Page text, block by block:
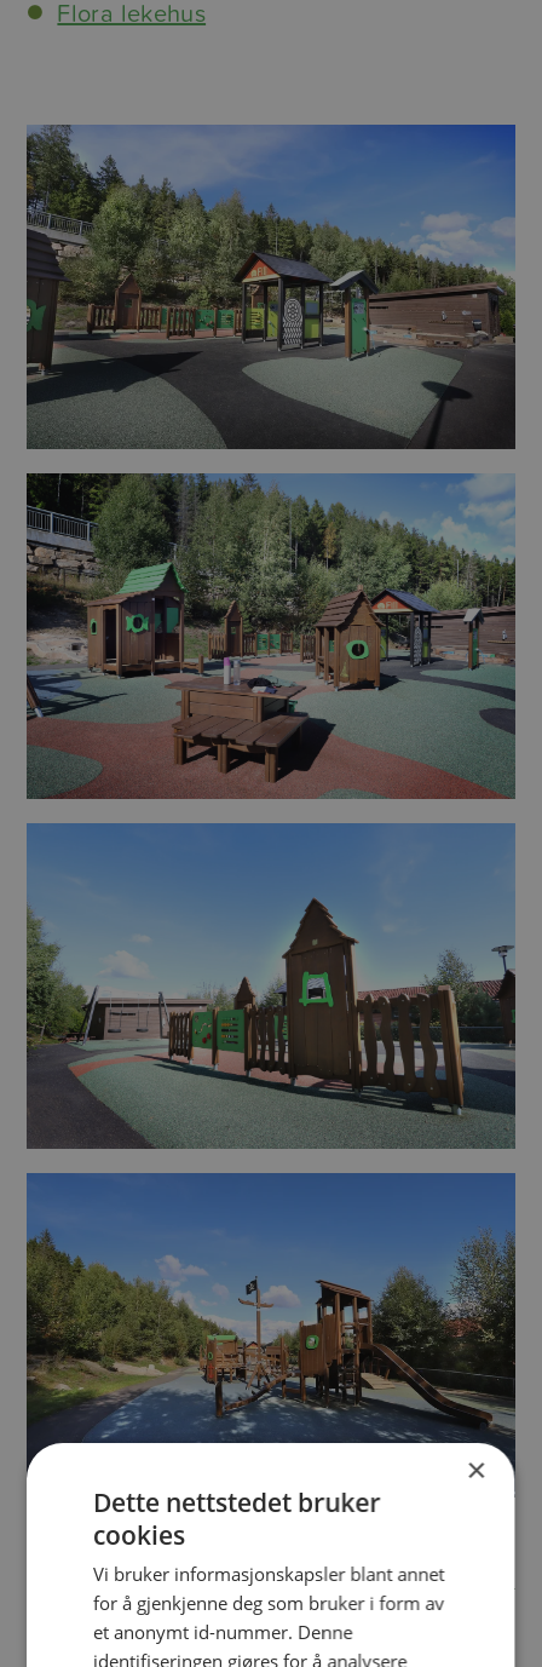
Flora lekehus
×
Dette nettstedet bruker
cookies
Vi bruker informasjonskapsler blant annet
for å gjenkjenne deg som bruker i form av
et anonymt id-nummer. Denne
identifiseringen gjøres for å analysere